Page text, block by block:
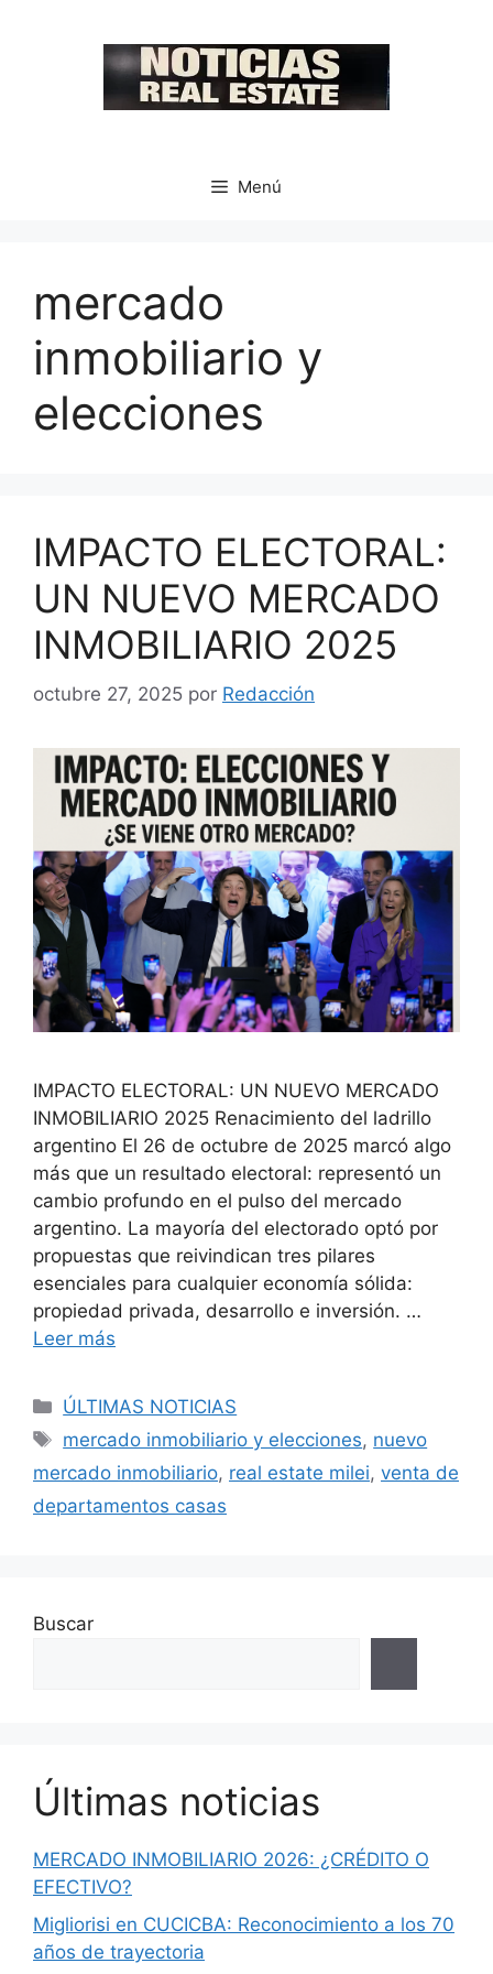
Menú
mercado
inmobiliario y
elecciones
IMPACTO ELECTORAL:
UN NUEVO MERCADO
INMOBILIARIO 2025
octubre 27, 2025 por Redacción
IMPACTO ELECTORAL: UN NUEVO MERCADO
INMOBILIARIO 2025 Renacimiento del ladrillo
argentino El 26 de octubre de 2025 marcó algo
más que un resultado electoral: representó un
cambio profundo en el pulso del mercado
argentino. La mayoría del electorado optó por
propuestas que reivindican tres pilares
esenciales para cualquier economía sólida:
propiedad privada, desarrollo e inversión. …
Leer más
Categorías
ÚLTIMAS NOTICIAS
Etiquetas
mercado inmobiliario y elecciones, nuevo
mercado inmobiliario, real estate milei, venta de
departamentos casas
Buscar
Últimas noticias
MERCADO INMOBILIARIO 2026: ¿CRÉDITO O
EFECTIVO?
Migliorisi en CUCICBA: Reconocimiento a los 70
años de trayectoria